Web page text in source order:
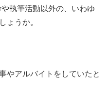
執筆活動以外の、いわゆ
ょうか。
やアルバイトをしていたと